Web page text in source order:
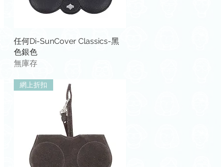
快速瀏覽
任何Di-SunCover Classics-黑
色銀色
無庫存
網上折扣